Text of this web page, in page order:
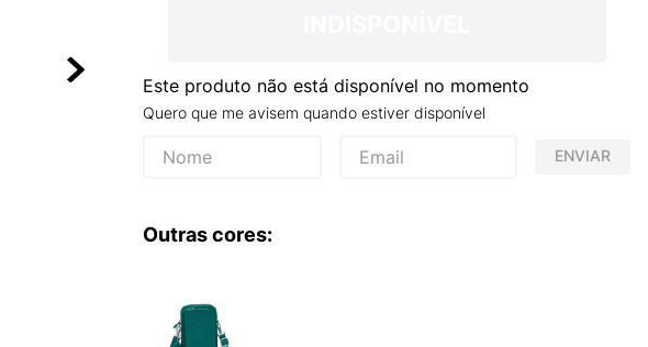
Este produto não está disponível no momento
Quero que me avisem quando estiver disponível
ENVIAR
Outras cores: